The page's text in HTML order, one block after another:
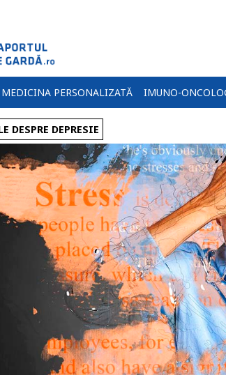
MEDICINA PERSONALIZATĂ IMUNO-
DESPRE DEPRESIE